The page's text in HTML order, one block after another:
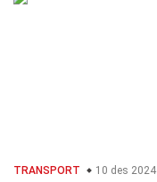
TRANSPORT 10 des 2024